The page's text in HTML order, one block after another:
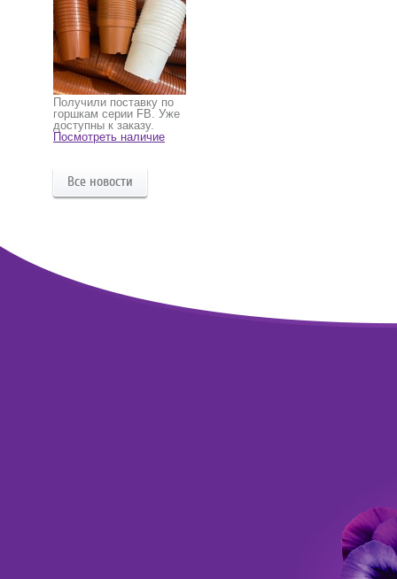
Получили поставку по
горшкам серии FB. Уже
доступны к заказу.
Посмотреть наличие
Все новости